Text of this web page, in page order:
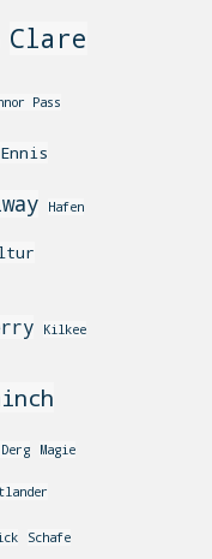
Clare
Pass
Ennis
Hafen
Kilkee
Magie
Schafe